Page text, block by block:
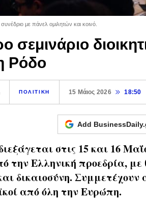
συνέδριο με πάνελ ομιλητών και κοινό.
σεμινάριο
Ρόδο
ΠΟΛΙΤΙΚΗ 15 Μάιος 2026 18:50
Add
στις 15 και 16
την Ελληνική προεδρία, με
δικαιοσύνη.
από όλη την Ευρώπη.